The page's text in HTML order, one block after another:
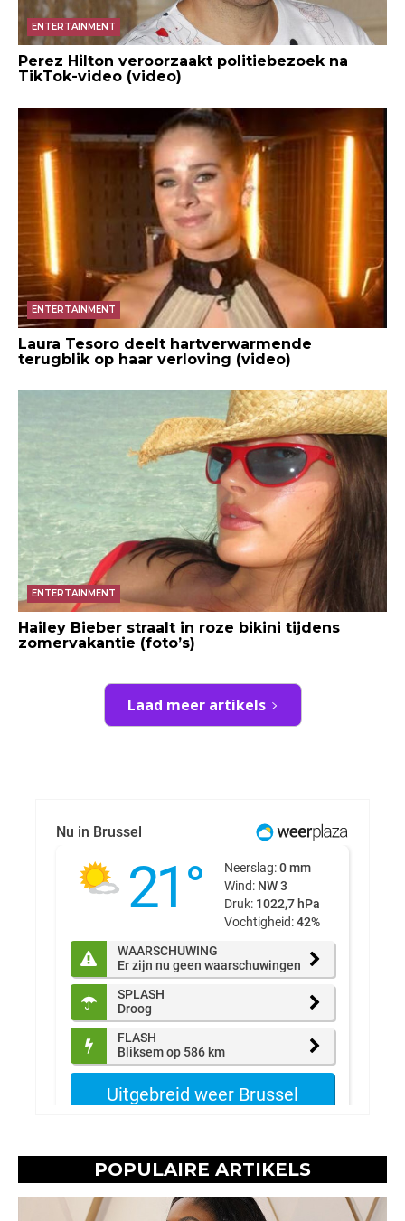
ENTERTAINMENT
Perez Hilton veroorzaakt politiebezoek na
TikTok-video (video)
ENTERTAINMENT
Laura Tesoro deelt hartverwarmende
terugblik op haar verloving (video)
ENTERTAINMENT
Hailey Bieber straalt in roze bikini tijdens
zomervakantie (foto’s)
Laad meer artikels
POPULAIRE ARTIKELS